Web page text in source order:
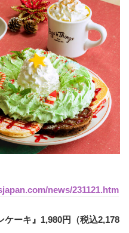
news/231121.htm
ーキ』1,980円（税込2,178